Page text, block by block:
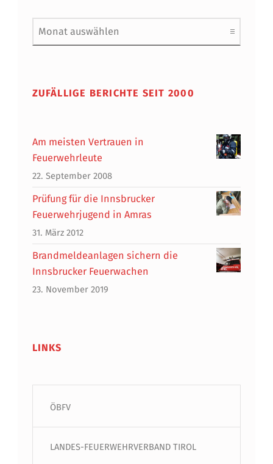
Archiv
ZUFÄLLIGE BERICHTE SEIT 2000
Am meisten Vertrauen in
Feuerwehrleute
22. September 2008
Prüfung für die Innsbrucker
Feuerwehrjugend in Amras
31. März 2012
Brandmeldeanlagen sichern die
Innsbrucker Feuerwachen
23. November 2019
LINKS
ÖBFV
LANDES-FEUERWEHRVERBAND TIROL